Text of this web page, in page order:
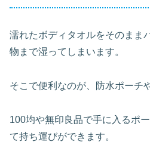
濡れたボディタオルをそのまま
物まで湿ってしまいます。
そこで便利なのが、防水ポーチ
100均や無印良品で手に入るポ
て持ち運びができます。